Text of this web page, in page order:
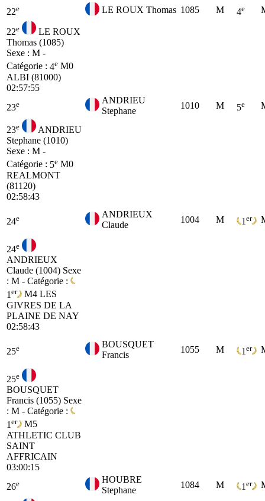
22e LE ROUX Thomas 1085 M 4e
22e
LE ROUX
Thomas (1085)
Sexe : M -
Catégorie : 4e M0
ALBI (81000)
02:57:55
23e
ANDRIEU
Stephane
1010 M 5e
23e
ANDRIEU
Stephane (1010)
Sexe : M -
Catégorie : 5e M0
REALMONT
(81120)
02:58:43
24e
ANDRIEUX
Claude
1004 M 1 er
24e
ANDRIEUX
Claude (1004) Sexe
: M - Catégorie :
1 er M4 LES
GIVRES DE LA
PLAINE DE NAY
02:58:43
25e
BOUSQUET
Francis
1055 M 1 er
25e
BOUSQUET
Francis (1055) Sexe
: M - Catégorie :
1 er
M5
ATHLETIC CLUB
SAINT
AFFRICAIN
03:00:15
26e
HOUBRE
Stephane
1084 M 1 er